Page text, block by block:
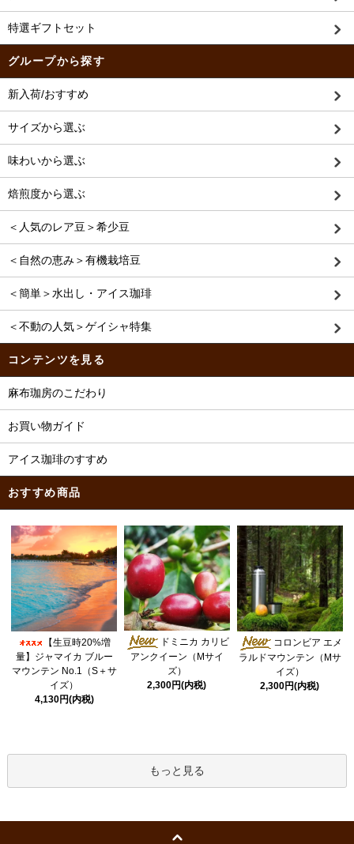
特選ギフトセット
グループから探す
新入荷/おすすめ
サイズから選ぶ
味わいから選ぶ
焙煎度から選ぶ
＜人気のレア豆＞希少豆
＜自然の恵み＞有機栽培豆
＜簡単＞水出し・アイス珈琲
＜不動の人気＞ゲイシャ特集
コンテンツを見る
麻布珈房のこだわり
お買い物ガイド
アイス珈琲のすすめ
おすすめ商品
【生豆時20%増
量】ジャマイカ ブルー
マウンテン No.1（S＋サ
イズ）
4,130円(内税)
ドミニカ カリビ
アンクイーン（Mサイ
ズ）
2,300円(内税)
コロンビア エメ
ラルドマウンテン（Mサ
イズ）
2,300円(内税)
もっと見る